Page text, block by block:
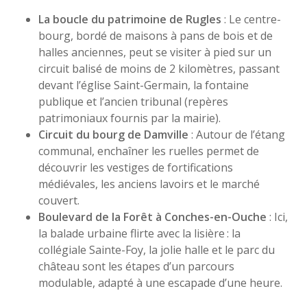
La boucle du patrimoine de Rugles : Le centre-
bourg, bordé de maisons à pans de bois et de
halles anciennes, peut se visiter à pied sur un
circuit balisé de moins de 2 kilomètres, passant
devant l’église Saint-Germain, la fontaine
publique et l’ancien tribunal (repères
patrimoniaux fournis par la mairie).
Circuit du bourg de Damville : Autour de l’étang
communal, enchaîner les ruelles permet de
découvrir les vestiges de fortifications
médiévales, les anciens lavoirs et le marché
couvert.
Boulevard de la Forêt à Conches-en-Ouche : Ici,
la balade urbaine flirte avec la lisière : la
collégiale Sainte-Foy, la jolie halle et le parc du
château sont les étapes d’un parcours
modulable, adapté à une escapade d’une heure.